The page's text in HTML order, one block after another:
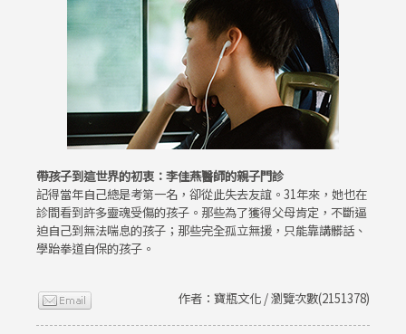
帶孩子到這世界的初衷：李佳燕醫師的親子門診
記得當年自己總是考第一名，卻從此失去友誼。31年來，她也在
診間看到許多靈魂受傷的孩子。那些為了獲得父母肯定，不斷逼
迫自己到無法喘息的孩子；那些完全孤立無援，只能靠講髒話、
學跆拳道自保的孩子。
作者：寶瓶文化 / 瀏覽次數(2151378)